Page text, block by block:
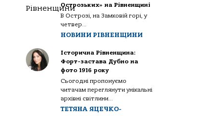
Острозьких» на Рівненщині
В Острозі, на Замковій горі, у
четвер...
НОВИНИ РІВНЕНЩИНИ
Історична Рівненщина:
Форт-застава Дубно на
фото 1916 року
Сьогодні пропонуємо
читачам переглянути унікальні
архівні світлини...
ТЕТЯНА ЯЦЕЧКО-